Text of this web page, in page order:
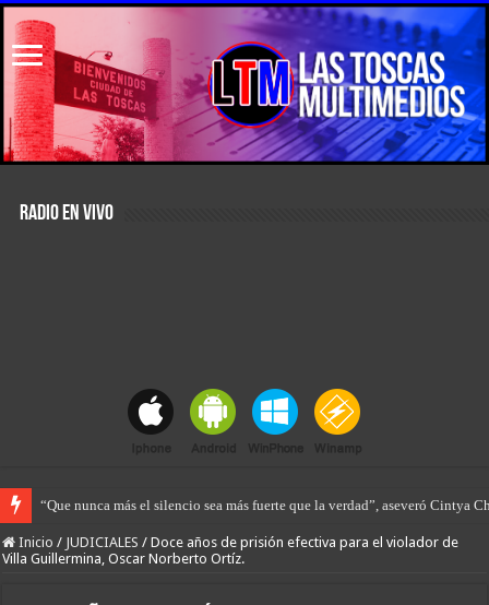
RADIO EN VIVO
“Que nunca más el silencio sea más fuerte que la verdad”, aseveró Cintya
“El trabajo que tenemos por delante es diversificar la economía argentina”.
Inicio / JUDICIALES / Doce años de prisión efectiva para el violador de
Villa Guillermina, Oscar Norberto Ortíz.